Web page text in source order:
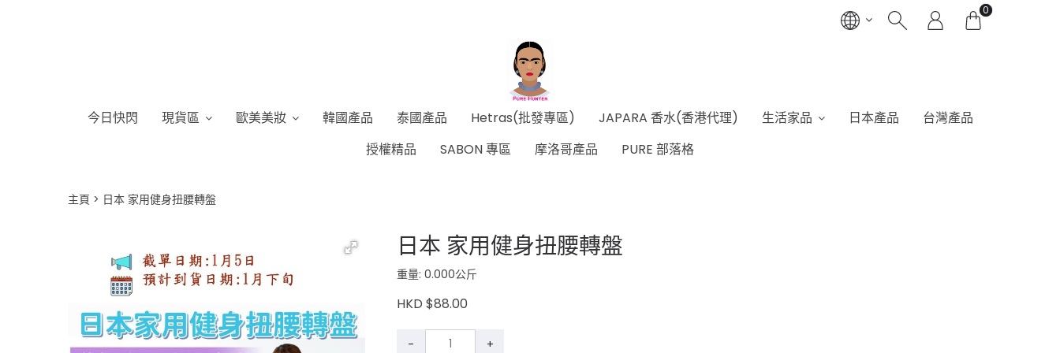
0
今日快閃 現貨區 歐美美妝 韓國產品 泰國產品 Hetras(批發專區) JAPARA 香水(香港代理) 生活家品 日本產品
台灣產品
授權精品
SABON 專區 摩洛哥產品 PURE 部落格
主頁 日本 家用健身扭腰轉盤
日本 家用健身扭腰轉盤
重量: 0.000公斤
HKD $88.00
- +